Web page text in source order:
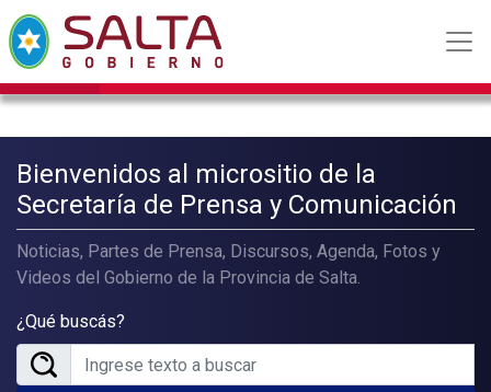
Bienvenidos al micrositio de la
Secretaría de Prensa y Comunicación
Noticias, Partes de Prensa, Discursos, Agenda, Fotos y
Videos del Gobierno de la Provincia de Salta.
¿Qué buscás?